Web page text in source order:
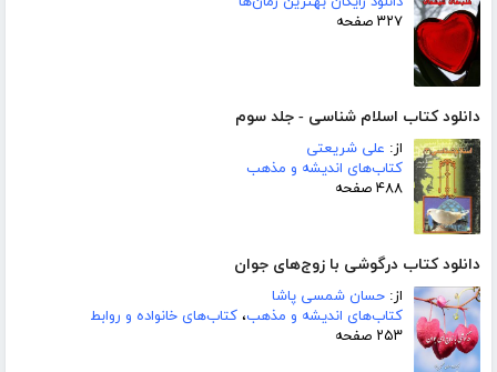
۳۲۷ صفحه
دانلود کتاب اسلام شناسی - جلد سوم
از: علی شریعتی
کتاب‌های اندیشه و مذهب
۴۸۸ صفحه
دانلود کتاب درگوشی با زوج‌های جوان
از: حسان شمسی پاشا
کتاب‌های اندیشه و مذهب، کتاب‌های خانواده و روابط
۲۵۳ صفحه